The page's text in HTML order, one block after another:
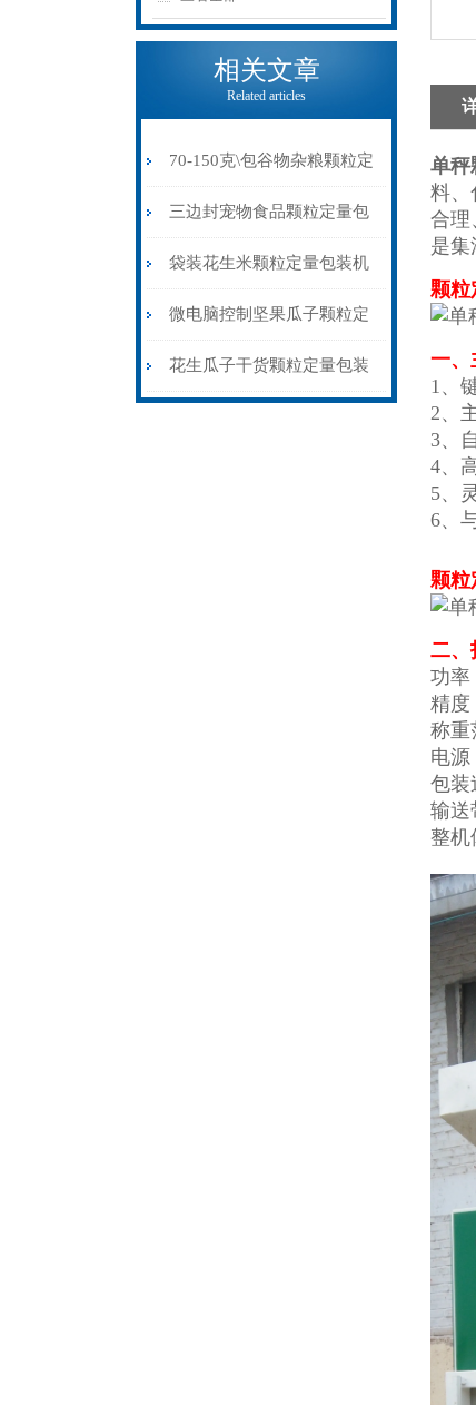
相关文章
Related articles
70-150克\包谷物杂粮颗粒定
量包装机制袋封口一体
三边封宠物食品颗粒定量包
装机称重封口一体
袋装花生米颗粒定量包装机
1公斤背封价格
微电脑控制坚果瓜子颗粒定
量包装机三边封价格
花生瓜子干货颗粒定量包装
单秤
料、
合理
是集
颗粒
一、
1、
2、
3、
4、
5、
6、
颗粒
二、
功率
精
称重
电源
包装
输送
整机